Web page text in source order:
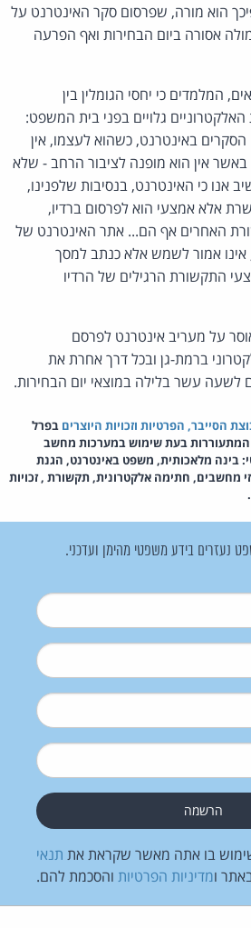
הוא מורה, שפרסום סקר האינטרנט על
אסורה ביום הבחירות ואף הפרעה
המלמדים כי יחסי הגומלין בין
גלויים בפני בית המשפט:
הסקרים באינטרנט, כשהוא לעצמו, אין
אין הוא מופנה לציבור הרחב - שלא
אנו כי האינטרנט, בנסיבות שלפנינו,
אלא אמצעי הוא לפרסום ברדיו,
האחרים אף הם... אתר האינטרנט של
אינו אמור לשמש אלא כנתב למסך
התקשורת הרגילים של הרדיו
על מעריב אינטרנט לפרסם
ברמת-גן ובכל דרך אחרת את
לשעה עשר בלילה במוצאי יום הבחירות.
הסייבר, הפרטיות וזכויות היוצרים בפרל
המתעוררות בעת שימוש במערכות מחשב
בינה מלאכותית, משפט באינטרנט, הגנת
מחשבים, חתימה אלקטרונית, תקשורת , זכויות
נעזרים בידע משפטי מהימן ועדכני.
בו אתה מאשר שקראת את תנאי
ומדיניות הפרטיות והסכמת להם.